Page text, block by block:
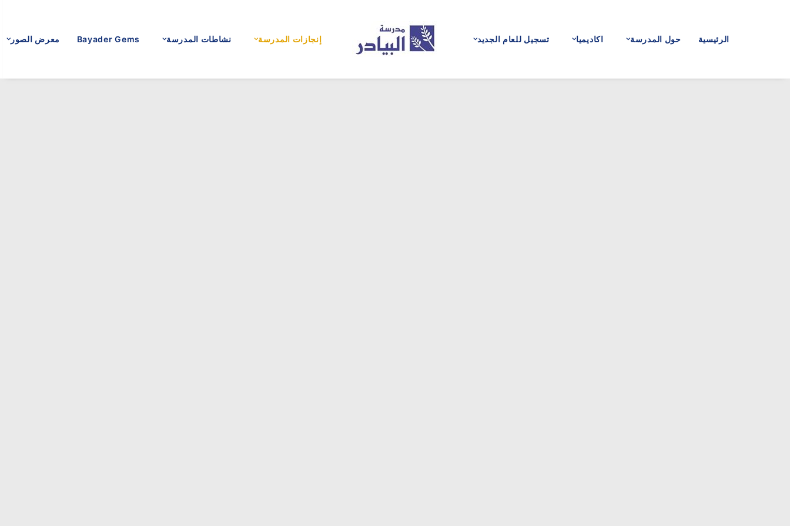
معرض الصور Bayader Gems نشاطات المدرسة إنجازات المدرسة تسجيل للعام الجديد اكاديميا حول المدرسة الرئيسية